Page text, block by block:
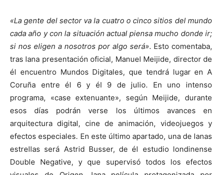
«La gente del sector va la cuatro o cinco sitios del mundo
cada año y con la situación actual piensa mucho donde ir;
si nos eligen a nosotros por algo será». Esto comentaba,
tras lana presentación oficial, Manuel Meijide, director de
él encuentro Mundos Digitales, que tendrá lugar en A
Coruña entre él 6 y él 9 de julio. En uno intenso
programa, «case extenuante», según Meijide, durante
esos días podrán verse los últimos avances en
arquitectura digital, cine de animación, videojuegos y
efectos especiales. En este último apartado, una de lanas
estrellas será Astrid Busser, de él estudio londinense
Double Negative, y que supervisó todos los efectos